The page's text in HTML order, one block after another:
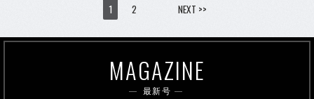
1 2 NEXT >>
MAGAZINE
最新号